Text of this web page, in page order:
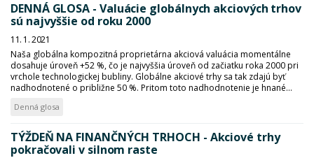
DENNÁ GLOSA - Valuácie globálnych akciových trhov
sú najvyššie od roku 2000
11. 1. 2021
Naša globálna kompozitná proprietárna akciová valuácia momentálne
dosahuje úroveň +52 %, čo je najvyššia úroveň od začiatku roka 2000 pri
vrchole technologickej bubliny. Globálne akciové trhy sa tak zdajú byť
nadhodnotené o približne 50 %. Pritom toto nadhodnotenie je hnané...
Denná glosa
TÝŽDEŇ NA FINANČNÝCH TRHOCH - Akciové trhy
pokračovali v silnom raste